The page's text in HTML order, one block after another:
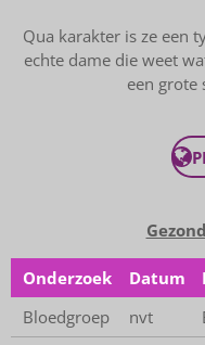
Qua karakter is ze een
echte dame die weet
een grote
Onderzoek Datum
Bloedgroep
nvt